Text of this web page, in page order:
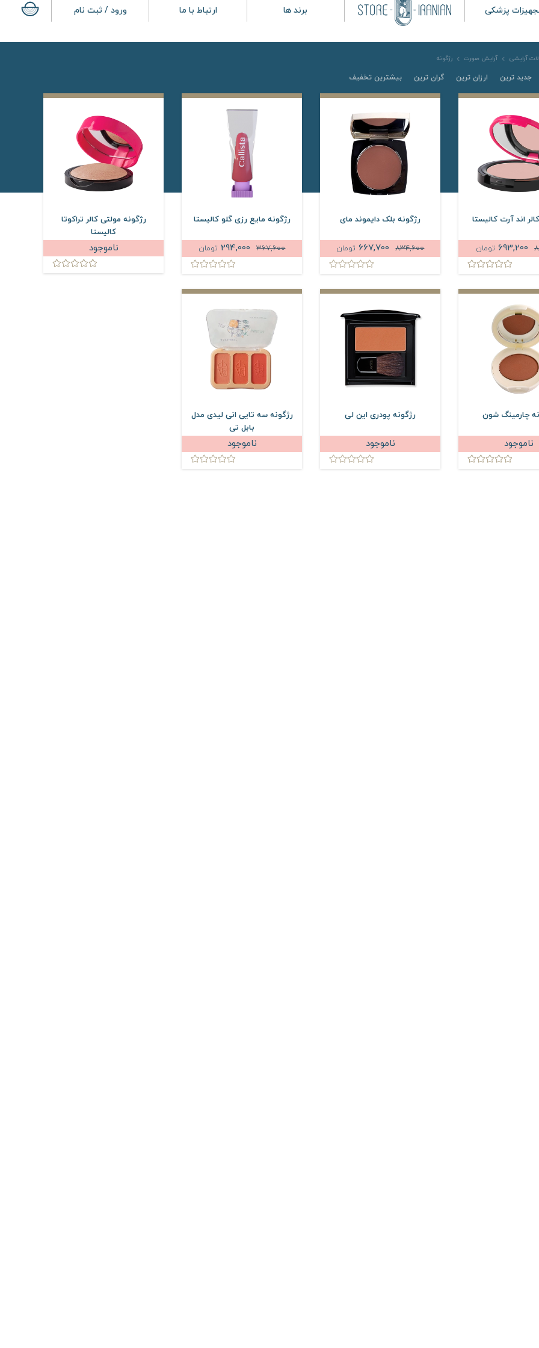
پزشکی برند ها ارتباط با ما ورود / ثبت نام
آرایشی آرایش صورت رژگونه
جدید ترین ارزان ترین گران ترین بیشترین تخفیف
اند آرت کالیستا
تومان
رژگونه بلک دایموند مای
834,600 تومان
رژگونه مایع رزی گلو کالیستا
367,600 تومان
رژگونه مولتی کالر تراکوتا
کالیستا
ناموجود
چارمینگ شون
ناموجود
رژگونه پودری این لی
ناموجود
رژگونه سه تایی انی لیدی مدل
بابل تی
ناموجود